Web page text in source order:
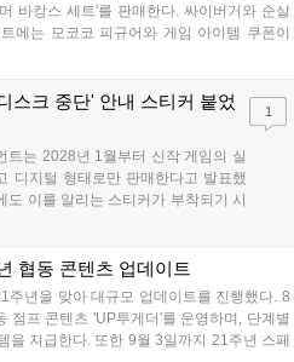
바캉스 세트'를 판매한다. 싸이버거와 순살
에는 모코코 피규어와 게임 아이템 쿠폰이
앱으로 구매 가능하며, 수익금은 사회 공헌
서 확인 가능하다....
스크 중단' 안내 스티커 붙었
트는 2028년 1월부터 신작 게임의 실
디지털 형태로만 판매한다고 발표했
도 이를 알리는 스티커가 부착되기 시
속 이용 가능합니다. 7월 31일 실적
습니다. 향후 지역별 유통 방식은 미
1
협동 콘텐츠 업데이트
주년을 맞아 대규모 업데이트를 진행했다. 8
점프 콘텐츠 'UP투게더'를 운영하며, 단계별
을 지급한다. 또한 9월 3일까지 21주년 스페